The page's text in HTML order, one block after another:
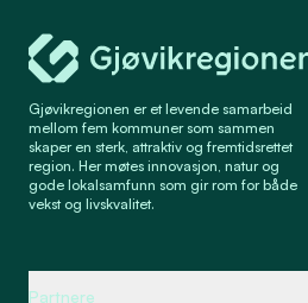
Gjøvikregionen Utvikling
Gjøvikregionen er et levende samarbeid
mellom fem kommuner som sammen
skaper en sterk, attraktiv og fremtidsrettet
region. Her møtes innovasjon, natur og
gode lokalsamfunn som gir rom for både
vekst og livskvalitet.
Partnere